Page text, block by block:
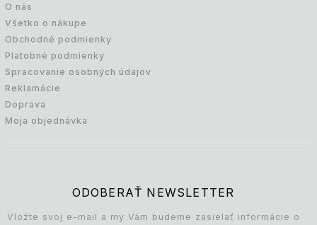
O nás
Všetko o nákupe
Obchodné podmienky
Platobné podmienky
Spracovanie osobných údajov
Reklamácie
Doprava
Moja objednávka
ODOBERAŤ NEWSLETTER
Vložte svoj e-mail a my Vám budeme zasielať informácie o